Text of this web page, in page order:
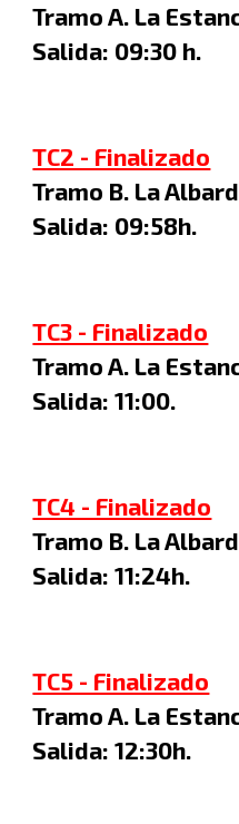
Tramo A. La
Salida: 09:30 h.
TC2 - Finalizado
Tramo B. La
Salida: 09:58h.
TC3 - Finalizado
Tramo A. La
Salida: 11:00.
TC4 - Finalizado
Tramo B. La
Salida:11:24h.
TC5 - Finalizado
Tramo A. La
Salida: 12:30h.